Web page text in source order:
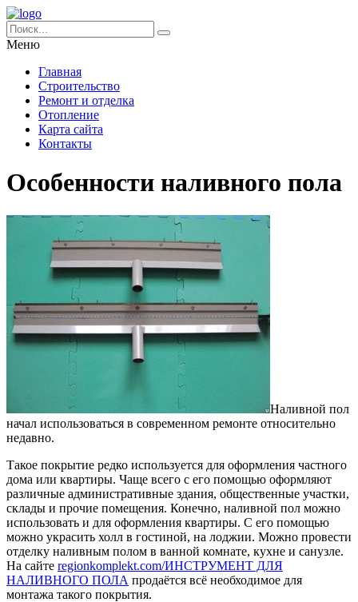
Меню
Главная
Строительство
Ремонт и отделка
Отопление
Карта сайта
Контакты
Особенности наливного пола
Наливной пол
начал использоваться в современном ремонте относительно
недавно.
Такое покрытие редко используется для оформления частного
дома или квартиры. Чаще всего с его помощью оформляют
различные административные здания, общественные участки,
склады и прочие помещения. Конечно, наливной пол можно
использовать и для оформления квартиры. С его помощью
можно украсить холл в гостиной, на лоджии. Можно провести
отделку наливным полом в ванной комнате, кухне и санузле.
На сайте regionkomplekt.com/ИНСТРУМЕНТ ДЛЯ
НАЛИВНОГО ПОЛА продаётся всё необходимое для
монтажа такого покрытия.